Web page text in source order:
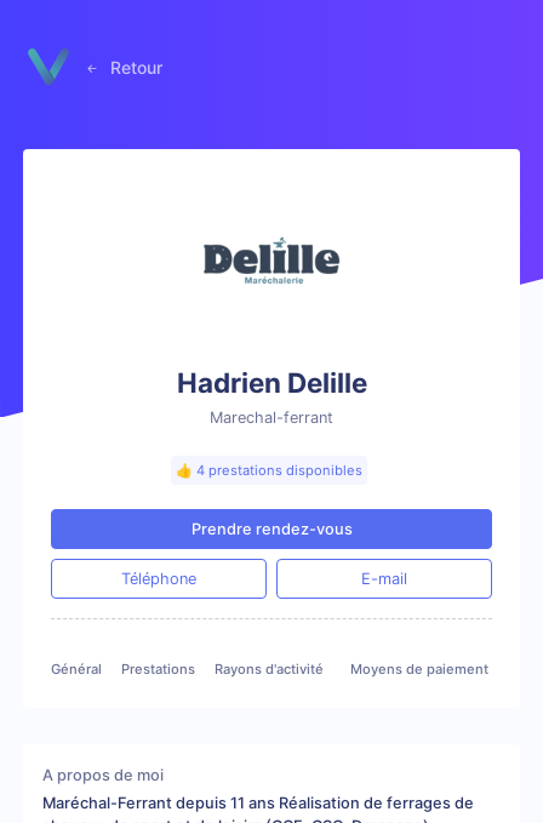
Retour
Hadrien Delille
Marechal-ferrant
👍 4 prestations disponibles
Prendre rendez-vous
Téléphone E-mail
Général Prestations Rayons d'activité Moyens de paiement
A propos de moi
Maréchal-Ferrant depuis 11 ans Réalisation de ferrages de